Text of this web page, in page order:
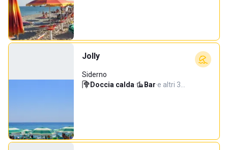
Jolly
Siderno
Doccia calda· Bar·e altri 3…